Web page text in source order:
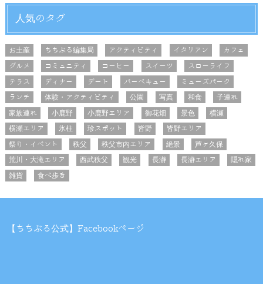
人気のタグ
お土産 ちちぶる編集局 アクティビティ イタリアン
カフェ
グルメ
コミュニティ コーヒー スイーツ
スローライフ
テラス
ディナー デート バーベキュー
ミューズパーク
ランチ
体験・アクティビティ 公園 写真 和食
子連れ
家族連れ
小鹿野 小鹿野エリア 御花畑 景色
横瀬
横瀬エリア
氷柱 珍スポット 皆野
皆野エリア
祭り・イベント
秩父 秩父市内エリア 絶景
芦ヶ久保
荒川・大滝エリア
西武秩父 観光 長瀞 長瀞エリア
隠れ家
雑貨
食べ歩き
【ちちぶる公式】Facebookページ